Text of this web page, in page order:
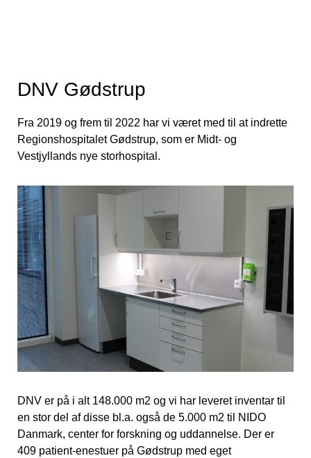
DNV Gødstrup
Fra 2019 og frem til 2022 har vi været med til at indrette
Regionshospitalet Gødstrup, som er Midt- og
Vestjyllands nye storhospital.
DNV er på i alt 148.000 m2 og vi har leveret inventar til
en stor del af disse bl.a. også de 5.000 m2 til NIDO
Danmark, center for forskning og uddannelse. Der er
409 patient-enestuer på Gødstrup med eget